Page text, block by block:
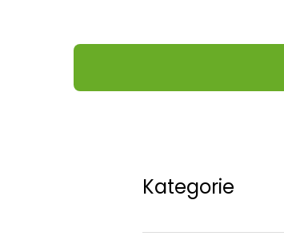
Kategorie